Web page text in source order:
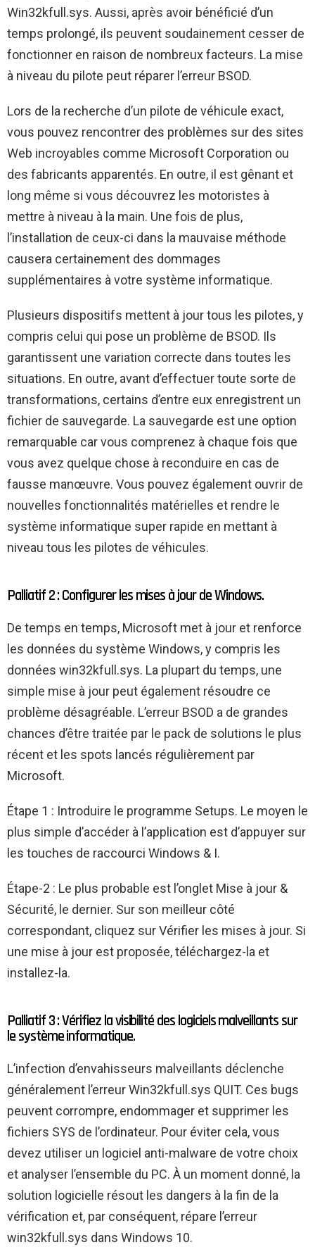
Win32kfull.sys. Aussi, après avoir bénéficié d’un
temps prolongé, ils peuvent soudainement cesser de
fonctionner en raison de nombreux facteurs. La mise
à niveau du pilote peut réparer l’erreur BSOD.
Lors de la recherche d’un pilote de véhicule exact,
vous pouvez rencontrer des problèmes sur des sites
Web incroyables comme Microsoft Corporation ou
des fabricants apparentés. En outre, il est gênant et
long même si vous découvrez les motoristes à
mettre à niveau à la main. Une fois de plus,
l’installation de ceux-ci dans la mauvaise méthode
causera certainement des dommages
supplémentaires à votre système informatique.
Plusieurs dispositifs mettent à jour tous les pilotes, y
compris celui qui pose un problème de BSOD. Ils
garantissent une variation correcte dans toutes les
situations. En outre, avant d’effectuer toute sorte de
transformations, certains d’entre eux enregistrent un
fichier de sauvegarde. La sauvegarde est une option
remarquable car vous comprenez à chaque fois que
vous avez quelque chose à reconduire en cas de
fausse manœuvre. Vous pouvez également ouvrir de
nouvelles fonctionnalités matérielles et rendre le
système informatique super rapide en mettant à
niveau tous les pilotes de véhicules.
Palliatif 2 : Configurer les mises à jour de Windows.
De temps en temps, Microsoft met à jour et renforce
les données du système Windows, y compris les
données win32kfull.sys. La plupart du temps, une
simple mise à jour peut également résoudre ce
problème désagréable. L’erreur BSOD a de grandes
chances d’être traitée par le pack de solutions le plus
récent et les spots lancés régulièrement par
Microsoft.
Étape 1 : Introduire le programme Setups. Le moyen le
plus simple d’accéder à l’application est d’appuyer sur
les touches de raccourci Windows & I.
Étape-2 : Le plus probable est l’onglet Mise à jour &
Sécurité, le dernier. Sur son meilleur côté
correspondant, cliquez sur Vérifier les mises à jour. Si
une mise à jour est proposée, téléchargez-la et
installez-la.
Palliatif 3 : Vérifiez la visibilité des logiciels malveillants sur
le système informatique.
L’infection d’envahisseurs malveillants déclenche
généralement l’erreur Win32kfull.sys QUIT. Ces bugs
peuvent corrompre, endommager et supprimer les
fichiers SYS de l’ordinateur. Pour éviter cela, vous
devez utiliser un logiciel anti-malware de votre choix
et analyser l’ensemble du PC. À un moment donné, la
solution logicielle résout les dangers à la fin de la
vérification et, par conséquent, répare l’erreur
win32kfull.sys dans Windows 10.